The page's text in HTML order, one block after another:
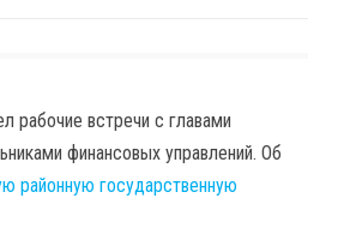
рабочие встречи с главами
финансовых управлений. Об
районную государственную